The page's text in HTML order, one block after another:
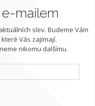
mailem
slev. Budeme Vám
Vás zajímají.
nikomu dalšímu.